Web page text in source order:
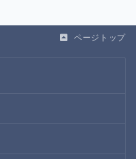
ページトップ